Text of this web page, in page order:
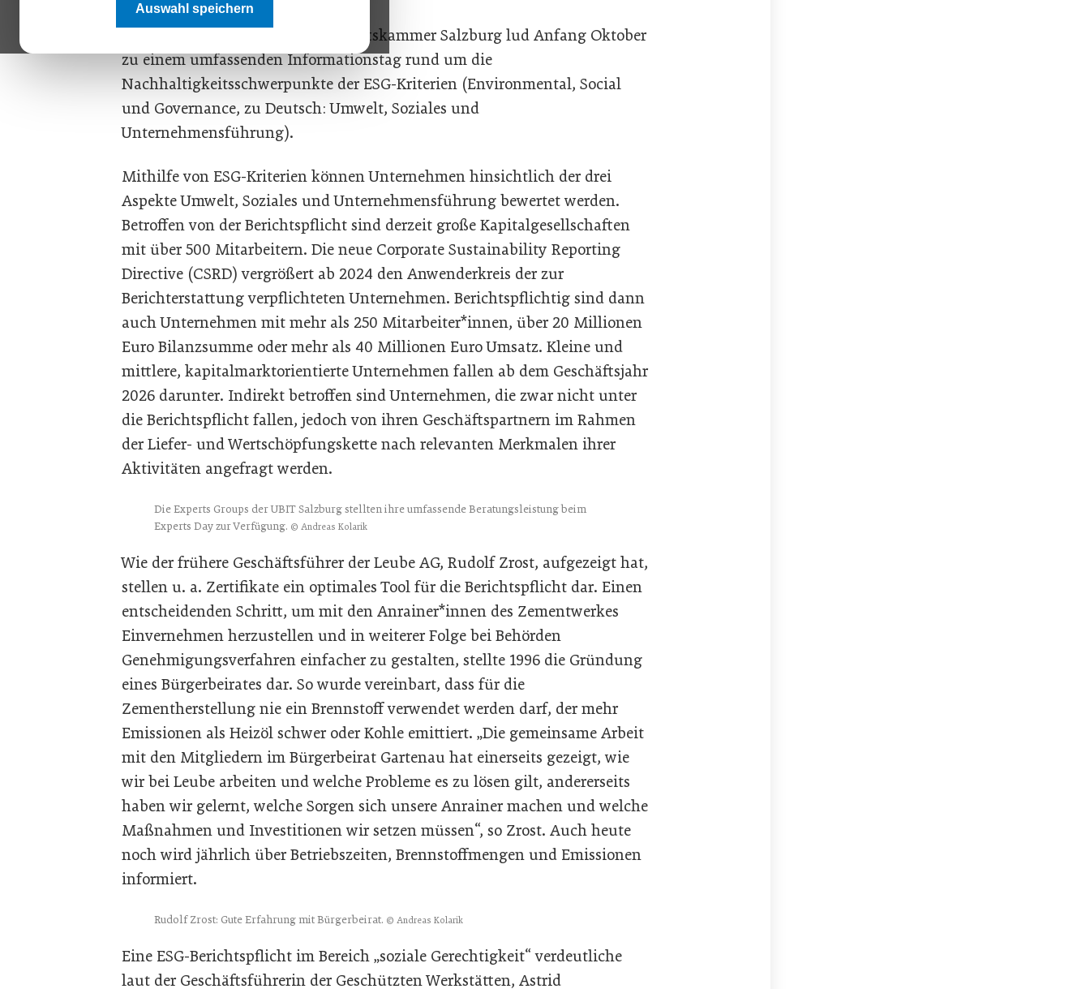
Auswahl speichern
Die Fachgruppe UBIT der Wirtschaftskammer Salzburg lud Anfang Oktober
zu einem umfassenden Informationstag rund um die
Nachhaltigkeitsschwerpunkte der ESG-Kriterien (Environmental, Social
und Governance, zu Deutsch: Umwelt, Soziales und
Unternehmensführung).
Mithilfe von ESG-Kriterien können Unternehmen hinsichtlich der drei
Aspekte Umwelt, Soziales und Unternehmensführung bewertet werden.
Betroffen von der Berichtspflicht sind derzeit große Kapitalgesellschaften
mit über 500 Mitarbeitern. Die neue Corporate Sustainability Reporting
Directive (CSRD) vergrößert ab 2024 den Anwenderkreis der zur
Berichterstattung verpflichteten Unternehmen. Berichtspflichtig sind dann
auch Unternehmen mit mehr als 250 Mitarbeiter*innen, über 20 Millionen
Euro Bilanzsumme oder mehr als 40 Millionen Euro Umsatz. Kleine und
mittlere, kapitalmarktorientierte Unternehmen fallen ab dem Geschäftsjahr
2026 darunter. Indirekt betroffen sind Unternehmen, die zwar nicht unter
die Berichtspflicht fallen, jedoch von ihren Geschäftspartnern im Rahmen
der Liefer- und Wertschöpfungskette nach relevanten Merkmalen ihrer
Aktivitäten angefragt werden.
Die Experts Groups der UBIT Salzburg stellten ihre umfassende Beratungsleistung beim
Experts Day zur Verfügung. © Andreas Kolarik
Wie der frühere Geschäftsführer der Leube AG, Rudolf Zrost, aufgezeigt hat,
stellen u. a. Zertifikate ein optimales Tool für die Berichtspflicht dar. Einen
entscheidenden Schritt, um mit den Anrainer*innen des Zementwerkes
Einvernehmen herzustellen und in weiterer Folge bei Behörden
Genehmigungsverfahren einfacher zu gestalten, stellte 1996 die Gründung
eines Bürgerbeirates dar. So wurde vereinbart, dass für die
Zementherstellung nie ein Brennstoff verwendet werden darf, der mehr
Emissionen als Heizöl schwer oder Kohle emittiert. „Die gemeinsame Arbeit
mit den Mitgliedern im Bürgerbeirat Gartenau hat einerseits gezeigt, wie
wir bei Leube arbeiten und welche Probleme es zu lösen gilt, andererseits
haben wir gelernt, welche Sorgen sich unsere Anrainer machen und welche
Maßnahmen und Investitionen wir setzen müssen“, so Zrost. Auch heute
noch wird jährlich über Betriebszeiten, Brennstoffmengen und Emissionen
informiert.
Rudolf Zrost: Gute Erfahrung mit Bürgerbeirat. © Andreas Kolarik
Eine ESG-Berichtspflicht im Bereich „soziale Gerechtigkeit“ verdeutliche
laut der Geschäftsführerin der Geschützten Werkstätten, Astrid